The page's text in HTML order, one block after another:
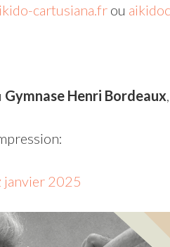
cartusiana.fr ou
Gymnase Henri Bordeaux
janvier 2025